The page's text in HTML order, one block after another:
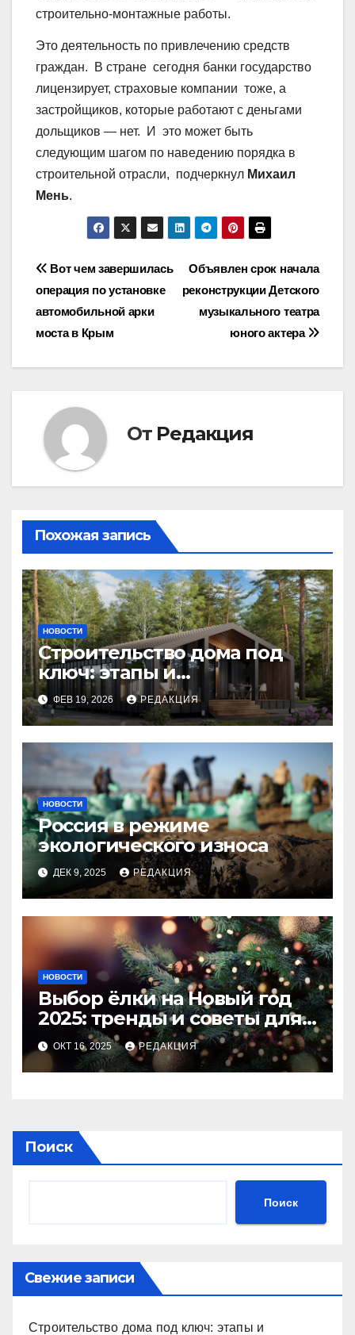
строительно-монтажные работы.
Это деятельность по привлечению средств
граждан. В стране сегодня банки государство
лицензирует, страховые компании тоже, а
застройщиков, которые работают с деньгами
дольщиков — нет. И это может быть
следующим шагом по наведению порядка в
строительной отрасли, подчеркнул Михаил
Мень.
Навигация
по
записям
Объявлен срок начала
реконструкции Детского
музыкального театра
юного актера
Вот чем завершилась
операция по установке
автомобильной арки
моста в Крым
От Редакция
Похожая запись
НОВОСТИ
Строительство дома под
ключ: этапы и
планирование бюджета
ФЕВ 19, 2026 РЕДАКЦИЯ
НОВОСТИ
Россия в режиме
экологического износа
ДЕК 9, 2025 РЕДАКЦИЯ
НОВОСТИ
Выбор ёлки на Новый год
2025: тренды и советы для
идеального праздника
ОКТ 16, 2025 РЕДАКЦИЯ
Поиск
Поиск
Свежие записи
Строительство дома под ключ: этапы и